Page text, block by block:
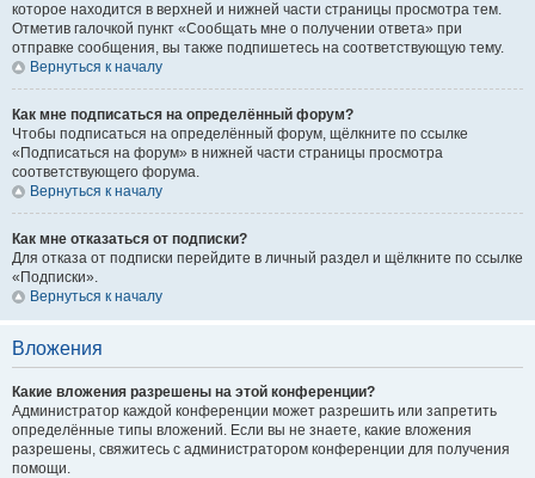
которое находится в верхней и нижней части страницы просмотра тем.
Отметив галочкой пункт «Сообщать мне о получении ответа» при
отправке сообщения, вы также подпишетесь на соответствующую тему.
Вернуться к началу
Как мне подписаться на определённый форум?
Чтобы подписаться на определённый форум, щёлкните по ссылке
«Подписаться на форум» в нижней части страницы просмотра
соответствующего форума.
Вернуться к началу
Как мне отказаться от подписки?
Для отказа от подписки перейдите в личный раздел и щёлкните по ссылке
«Подписки».
Вернуться к началу
Вложения
Какие вложения разрешены на этой конференции?
Администратор каждой конференции может разрешить или запретить
определённые типы вложений. Если вы не знаете, какие вложения
разрешены, свяжитесь с администратором конференции для получения
помощи.